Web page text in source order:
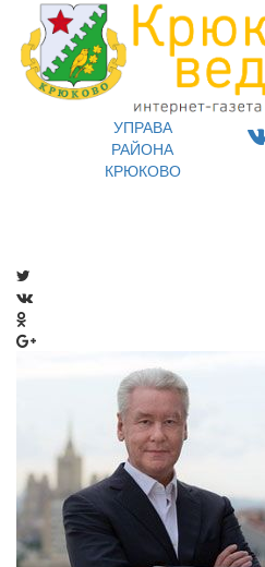
УПРАВА
РАЙОНА
КРЮКОВО